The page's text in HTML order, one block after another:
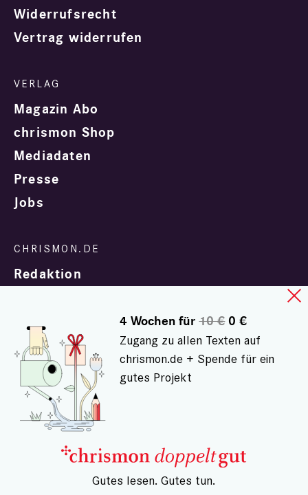
Widerrufsrecht
Vertrag widerrufen
Magazin Abo
chrismon Shop
Mediadaten
Presse
Jobs
Redaktion
In Zusammenarbeit mit
© chrismon.de 2001 - 2026
Alle Rechte vorbehalten.
4 Wochen für10 €0 €
Zugang zu allen Texten auf
chrismon.de + Spende für ein
gutes Projekt
– Gutes lesen. Gutes tun.